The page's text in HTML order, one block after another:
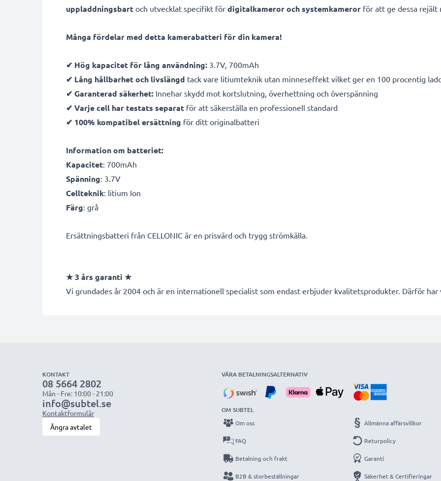
uppladdningsbart och utvecklat specifikt för digitalkameror och systemkameror för att ge dessa rejält
Många fördelar med detta kamerabatteri för din kamera!
✔ Hög kapacitet för lång användning: 3.7V, 700mAh
✔ Lång hållbarhet och livslängd tack vare litiumteknik utan minneseffekt vilket ger en 100 procentig
✔ Garanterad säkerhet: Innehar skydd mot kortslutning, överhettning och överspänning
✔ Varje cell har testats separat för att säkerställa en professionell standard
✔ 100% kompatibel ersättning för ditt originalbatteri
Information om batteriet:
Kapacitet: 700mAh
Spänning: 3.7V
Cellteknik: litium Ion
Färg: grå
Ersättningsbatteri från CELLONIC är en prisvärd och trygg strömkälla.
★3 års garanti ★
Vi grundades år 2004 och är en internationell specialist som endast erbjuder kvalitetsprodukter. Därför har
KONTAKT
08 5664 2802
Mån - Fre: 10:00 - 21:00
info@subtel.se
Kontaktformulär
Ångra avtalet
VÅRA BETALNINGSALTERNATIV
OM SUBTEL
Om oss
FAQ
Betalning och frakt
B2B & storbeställningar
Allmänna affärsvillkor
Returpolicy
Garanti
Säkerhet & Certifieringar